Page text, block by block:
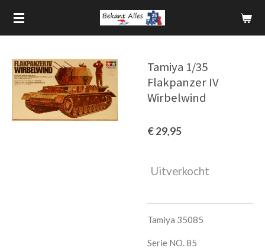
Ga
direct
hoofdinhoud
Tamiya 1/35
Flakpanzer IV
Wirbelwind
€ 29,95
Uitverkocht
Tamiya 35085
Serie NO. 85